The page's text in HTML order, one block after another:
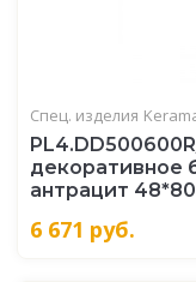
Спец. изделия
декоративное
антрацит
6 671 руб.